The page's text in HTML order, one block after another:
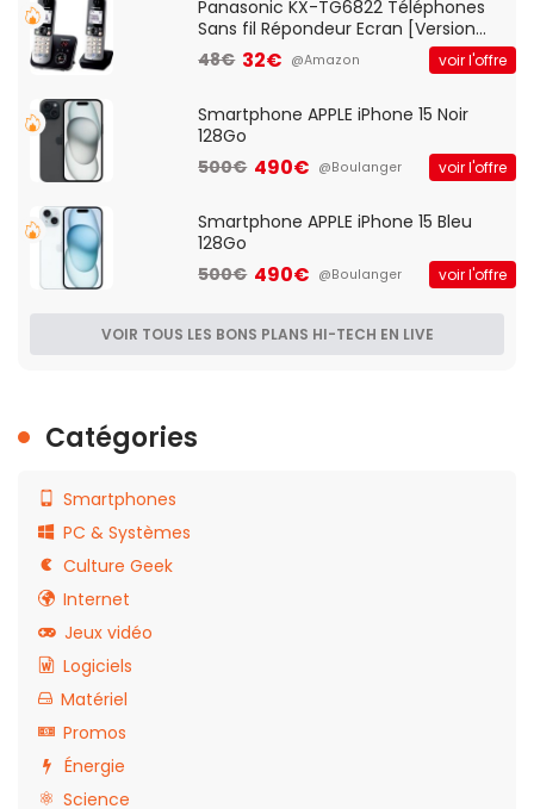
Panasonic KX-TG6822 Téléphones
Sans fil Répondeur Ecran [Version
Française]
48€ 32€ @Amazon voir l'offre
Smartphone APPLE iPhone 15 Noir
128Go
500€ 490€ @Boulanger voir l'offre
Smartphone APPLE iPhone 15 Bleu
128Go
500€ 490€ @Boulanger voir l'offre
VOIR TOUS LES BONS PLANS HI-TECH EN LIVE
Catégories
Smartphones
PC & Systèmes
Culture Geek
Internet
Jeux vidéo
Logiciels
Matériel
Promos
Énergie
Science